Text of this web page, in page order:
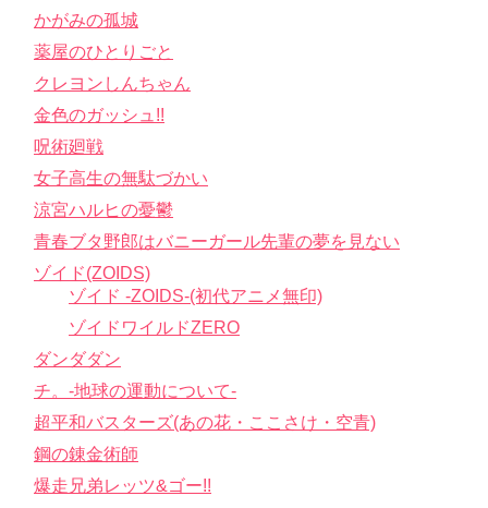
かがみの孤城
薬屋のひとりごと
クレヨンしんちゃん
金色のガッシュ!!
呪術廻戦
女子高生の無駄づかい
涼宮ハルヒの憂鬱
青春ブタ野郎はバニーガール先輩の夢を見ない
ゾイド(ZOIDS)
ゾイド -ZOIDS-(初代アニメ無印)
ゾイドワイルドZERO
ダンダダン
チ。-地球の運動について-
超平和バスターズ(あの花・ここさけ・空青)
鋼の錬金術師
爆走兄弟レッツ&ゴー!!